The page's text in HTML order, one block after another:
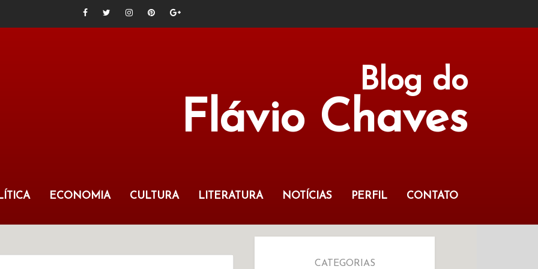
Blog do
Flávio Chaves
ECONOMIA CULTURA LITERATURA NOTÍCIAS PERFIL CONTATO
CATEGORIAS